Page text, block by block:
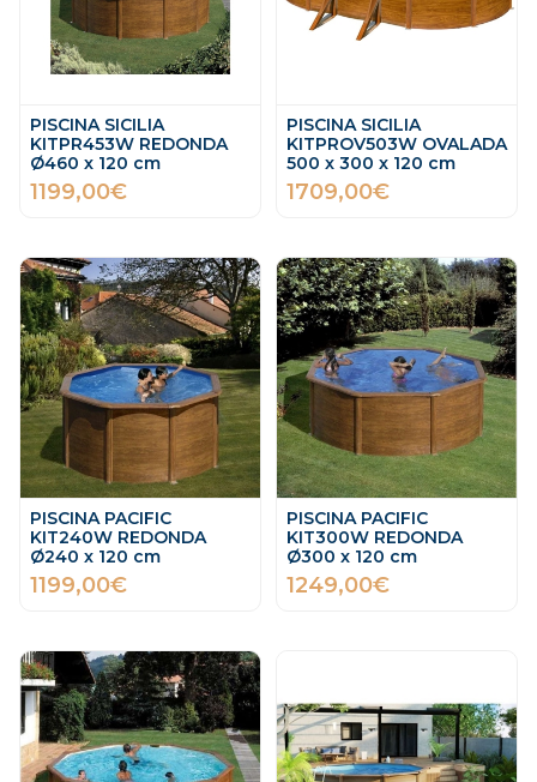
PISCINA SICILIA
KITPR453W REDONDA
Ø460 x 120 cm
1199,00€
PISCINA SICILIA
KITPROV503W OVALADA
500 x 300 x 120 cm
1709,00€
PISCINA PACIFIC
KIT240W REDONDA
Ø240 x 120 cm
1199,00€
PISCINA PACIFIC
KIT300W REDONDA
Ø300 x 120 cm
1249,00€